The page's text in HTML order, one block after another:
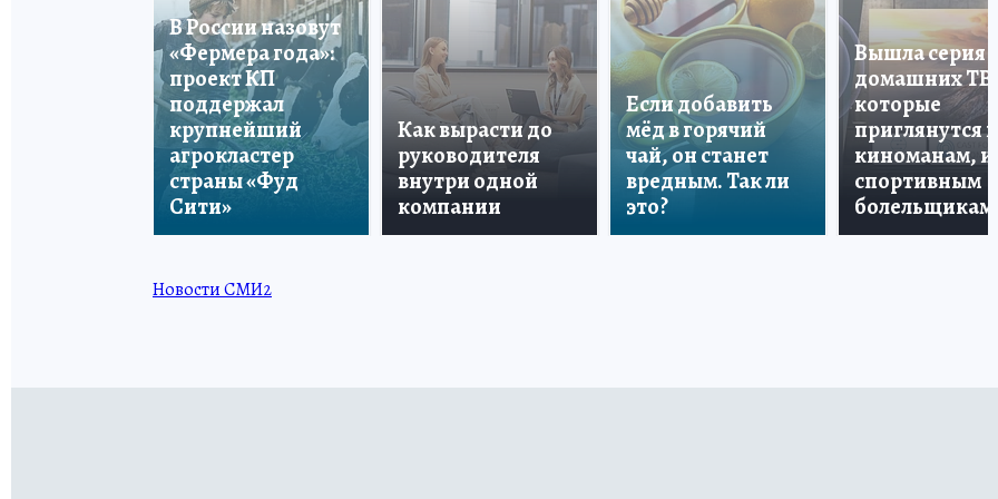
В России назовут
«Фермера года»:
проект КП
поддержал
крупнейший
агрокластер
страны «Фуд
Сити»
Как вырасти до
руководителя
внутри одной
компании
Если добавить
мёд в горячий
чай, он станет
вредным. Так ли
это?
Вышла серия
домашних ТВ,
которые
приглянутся и
киноманам, и
спортивным
болельщикам
Новости СМИ2